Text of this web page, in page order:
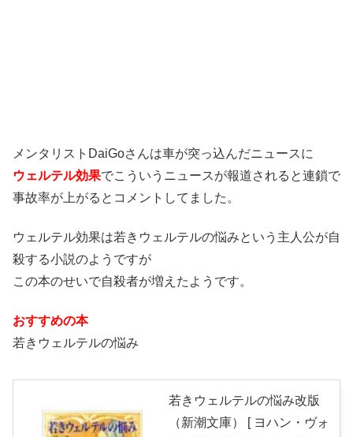
メンタリストDaiGoさんは車が突っ込んだニュースに
ウェルテル効果でこういうニュースが報道されると連鎖で
事故率が上がるとコメントしてました。
ウェルテル効果は若きウェルテルの悩みという主人公が自
殺する小説のようですが
この本のせいで自殺者が増えたようです。
おすすめの本
若きウェルテルの悩み
若きウェルテルの悩み改版
（新潮文庫） [ ヨハン・ヴォ